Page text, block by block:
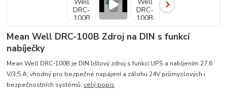
Mean Well DRC-100B Zdroj na DIN s funkcí
nabíječky
Mean Well DRC-100B je DIN lištový zdroj s funkcí UPS a nabíjením 27,6
V/3,5 A, vhodný pro bezpečné napájení a zálohu 24V průmyslových i
bezpečnostních systémů. celý popis